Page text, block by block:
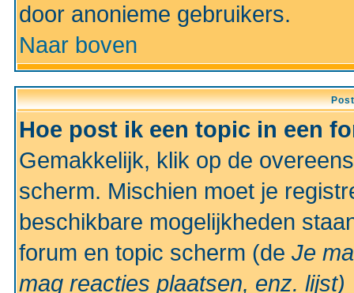
door anonieme gebruikers.
Naar boven
Hoe post ik een topic in een
Gemakkelijk, klik op de
scherm. Mischien moet je
beschikbare mogelijkheden
forum en topic scherm (de Je
mag reacties plaatsen, enz. lijst)